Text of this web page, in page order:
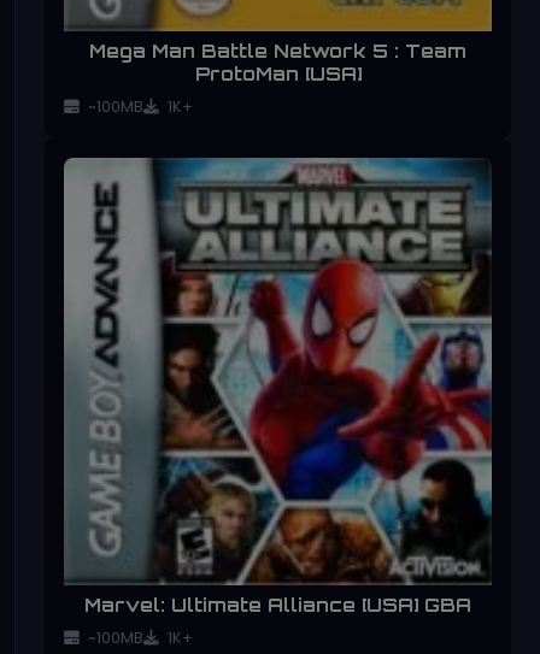
Mega Man Battle Network 5 : Team
ProtoMan [USA]
~100MB 1K+
Marvel: Ultimate Alliance [USA] GBA
~100MB 1K+